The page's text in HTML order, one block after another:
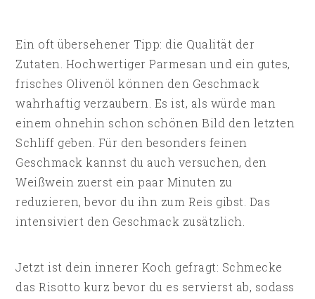
Ein oft übersehener Tipp: die Qualität der
Zutaten. Hochwertiger Parmesan und ein gutes,
frisches Olivenöl können den Geschmack
wahrhaftig verzaubern. Es ist, als würde man
einem ohnehin schon schönen Bild den letzten
Schliff geben. Für den besonders feinen
Geschmack kannst du auch versuchen, den
Weißwein zuerst ein paar Minuten zu
reduzieren, bevor du ihn zum Reis gibst. Das
intensiviert den Geschmack zusätzlich.
Jetzt ist dein innerer Koch gefragt: Schmecke
das Risotto kurz bevor du es servierst ab, sodass